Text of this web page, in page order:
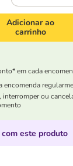
Adicionar ao
carrinho
em cada
encomenda
interromper ou
este produto